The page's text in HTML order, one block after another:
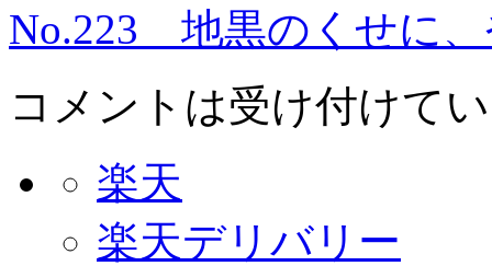
No.223 地黒のくせに
コメントは受け付けて
楽天
楽天デリバリー